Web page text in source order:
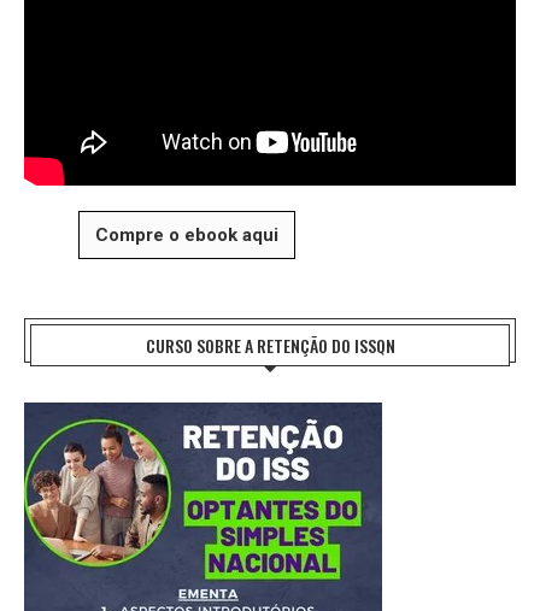
Compre o ebook aqui
CURSO SOBRE A RETENÇÃO DO ISSQN